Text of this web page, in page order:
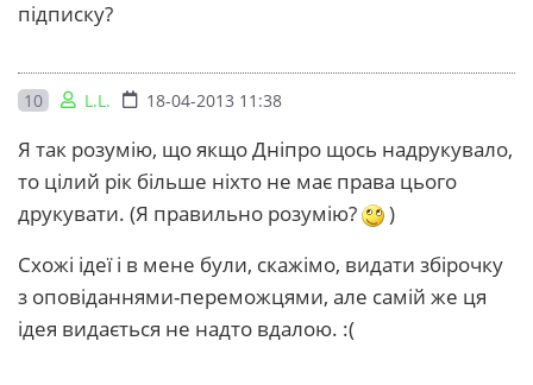
підписку?
10 L.L. 18-04-2013 11:38
Я так розумію, що якщо Дніпро щось надрукувало,
то цілий рік більше ніхто не має права цього
друкувати. (Я правильно розумію?
)
Схожі ідеї і в мене були, скажімо, видати збірочку
з оповіданнями-переможцями, але самій же ця
ідея видається не надто вдалою. :(